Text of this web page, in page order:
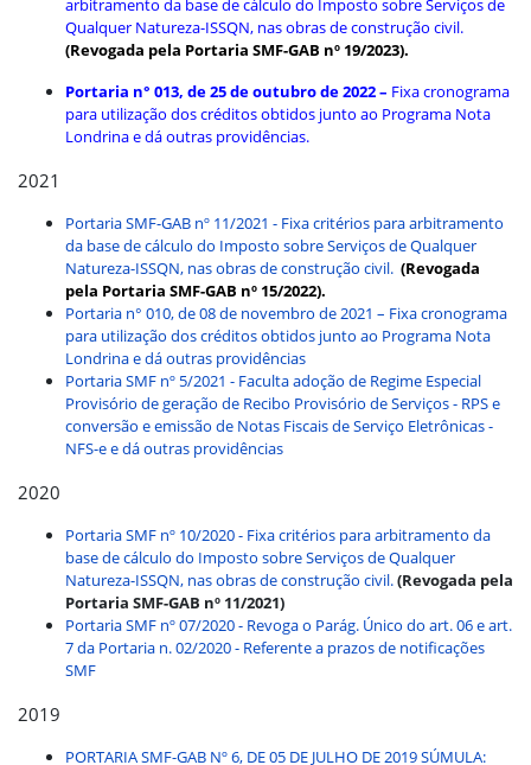
arbitramento da base de cálculo do Imposto sobre Serviços de
Qualquer Natureza-ISSQN, nas obras de construção civil.
(Revogada pela Portaria SMF-GAB nº 19/2023).
Portaria n° 013, de 25 de outubro de 2022 – Fixa cronograma
para utilização dos créditos obtidos junto ao Programa Nota
Londrina e dá outras providências.
2021
Portaria SMF-GAB nº 11/2021 - Fixa critérios para arbitramento
da base de cálculo do Imposto sobre Serviços de Qualquer
Natureza-ISSQN, nas obras de construção civil. (Revogada
pela Portaria SMF-GAB nº 15/2022).
Portaria n° 010, de 08 de novembro de 2021 – Fixa cronograma
para utilização dos créditos obtidos junto ao Programa Nota
Londrina e dá outras providências
Portaria SMF nº 5/2021 - Faculta adoção de Regime Especial
Provisório de geração de Recibo Provisório de Serviços - RPS e
conversão e emissão de Notas Fiscais de Serviço Eletrônicas -
NFS-e e dá outras providências
2020
Portaria SMF nº 10/2020 - Fixa critérios para arbitramento da
base de cálculo do Imposto sobre Serviços de Qualquer
Natureza-ISSQN, nas obras de construção civil.(Revogada pela
Portaria SMF-GAB nº 11/2021)
Portaria SMF nº 07/2020 - Revoga o Parág. Único do art. 06 e art.
7 da Portaria n. 02/2020 - Referente a prazos de notificações
SMF
2019
PORTARIA SMF-GAB Nº 6, DE 05 DE JULHO DE 2019 SÚMULA: